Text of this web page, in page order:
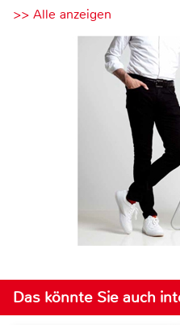
>> Alle anzeigen
Das könnte Sie auch